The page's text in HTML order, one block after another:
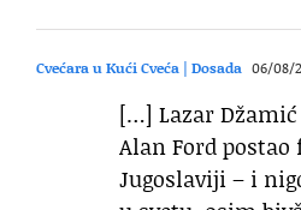
Cvećara u Kući Cveća | Dosada 06/08/
[…] Lazar Džamić
Alan Ford
Jugoslaviji – i